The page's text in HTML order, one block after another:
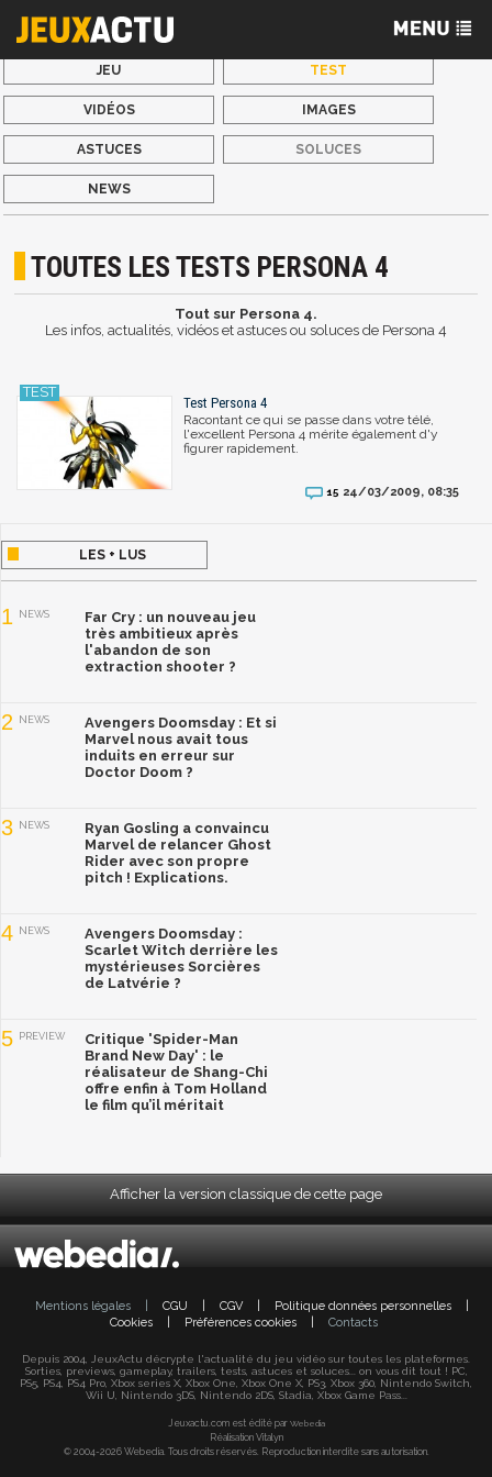
JEU TEST
VIDÉOS IMAGES
ASTUCES SOLUCES
NEWS
TOUTES LES TESTS PERSONA 4
Tout sur Persona 4.
Les infos, actualités, vidéos et astuces ou soluces de Persona 4
Test Persona 4
Racontant ce qui se passe dans votre télé,
l'excellent Persona 4 mérite également d'y
figurer rapidement.
15 24/03/2009, 08:35
LES + LUS
1 NEWS
Far Cry : un nouveau jeu
très ambitieux après
l'abandon de son
extraction shooter ?
2 NEWS
Avengers Doomsday : Et si
Marvel nous avait tous
induits en erreur sur
Doctor Doom ?
3 NEWS
Ryan Gosling a convaincu
Marvel de relancer Ghost
Rider avec son propre
pitch ! Explications.
4 NEWS
Avengers Doomsday :
Scarlet Witch derrière les
mystérieuses Sorcières
de Latvérie ?
5 PREVIEW
Critique 'Spider-Man
Brand New Day' : le
réalisateur de Shang-Chi
offre enfin à Tom Holland
le film qu’il méritait
Afficher la version classique de cette page
Mentions légales CGU CGV Politique données personnelles
Cookies
Préférences cookies Contacts
Depuis 2004, JeuxActu décrypte l'actualité du jeu vidéo sur toutes les plateformes.
Sorties, previews, gameplay, trailers, tests, astuces et soluces... on vous dit tout ! PC,
PS5, PS4, PS4 Pro, Xbox series X, Xbox One, Xbox One X, PS3, Xbox 360, Nintendo Switch,
Wii U, Nintendo 3DS, Nintendo 2DS, Stadia, Xbox Game Pass...
Jeuxactu.com est édité par Webedia
Réalisation Vitalyn
© 2004-2026 Webedia. Tous droits réservés. Reproduction interdite sans autorisation.